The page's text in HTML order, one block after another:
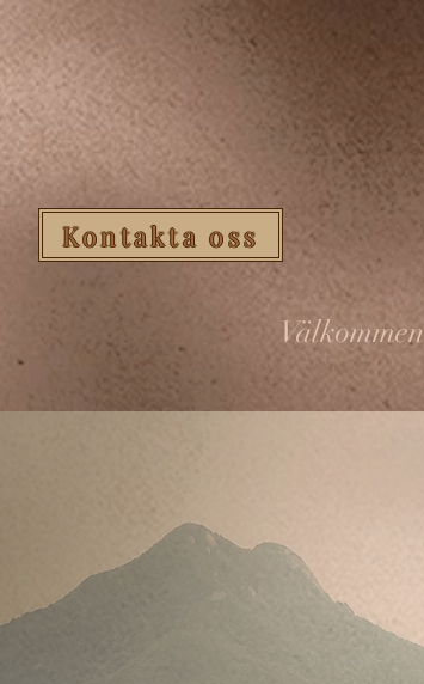
Välkommen
Kontakta oss